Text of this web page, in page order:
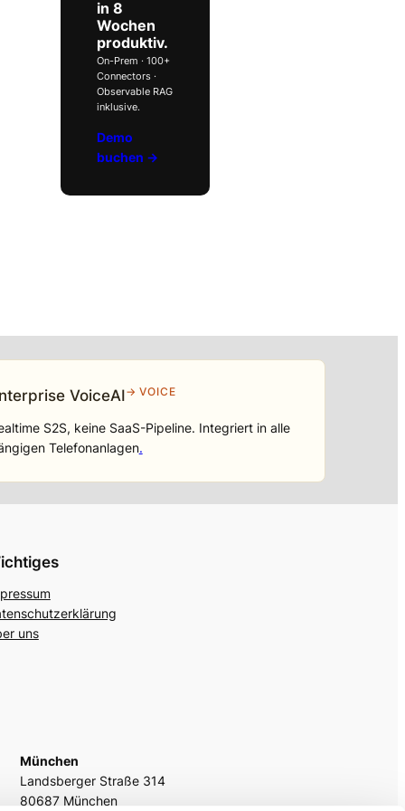
in 8
Wochen
produktiv.
On-Prem · 100+
Connectors ·
Observable RAG
inklusive.
Demo
buchen →
VoiceAI→ VOICE
S2S, keine SaaS-Pipeline. Integriert in alle
Telefonanlagen.
uns
München
Landsberger Straße 314
80687 München